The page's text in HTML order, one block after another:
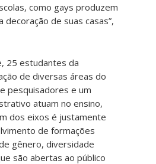
como gays produzem
de suas casas”,
25 estudantes da
de diversas áreas do
pesquisadores e um
atuam no ensino,
dos eixos é justamente
de formações
gênero, diversidade
são abertas ao público